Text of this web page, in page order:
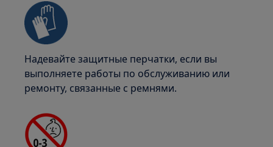
Надевайте защитные перчатки, если вы
выполняете работы по обслуживанию или
ремонту, связанные с ремнями.